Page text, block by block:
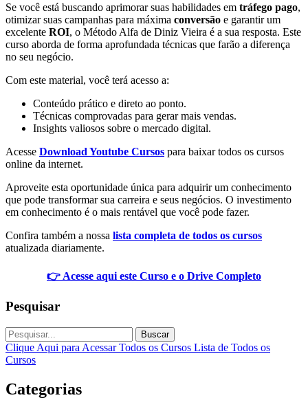
Se você está buscando aprimorar suas habilidades em tráfego pago,
otimizar suas campanhas para máxima conversão e garantir um
excelente ROI, o Método Alfa de Diniz Vieira é a sua resposta. Este
curso aborda de forma aprofundada técnicas que farão a diferença
no seu negócio.
Com este material, você terá acesso a:
Conteúdo prático e direto ao ponto.
Técnicas comprovadas para gerar mais vendas.
Insights valiosos sobre o mercado digital.
Acesse Download Youtube Cursos para baixar todos os cursos
online da internet.
Aproveite esta oportunidade única para adquirir um conhecimento
que pode transformar sua carreira e seus negócios. O investimento
em conhecimento é o mais rentável que você pode fazer.
Confira também a nossa lista completa de todos os cursos
atualizada diariamente.
👉 Acesse aqui este Curso e o Drive Completo
Pesquisar
Buscar
Clique Aqui para Acessar Todos os Cursos Lista de Todos os
Cursos
Categorias